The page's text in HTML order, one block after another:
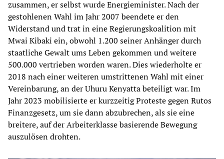
zusammen, er selbst wurde Energieminister. Nach der
gestohlenen Wahl im Jahr 2007 beendete er den
Widerstand und trat in eine Regierungskoalition mit
Mwai Kibaki ein, obwohl 1.200 seiner Anhänger durch
staatliche Gewalt ums Leben gekommen und weitere
500.000 vertrieben worden waren. Dies wiederholte er
2018 nach einer weiteren umstrittenen Wahl mit einer
Vereinbarung, an der Uhuru Kenyatta beteiligt war. Im
Jahr 2023 mobilisierte er kurzzeitig Proteste gegen Rutos
Finanzgesetz, um sie dann abzubrechen, als sie eine
breitere, auf der Arbeiterklasse basierende Bewegung
auszulösen drohten.